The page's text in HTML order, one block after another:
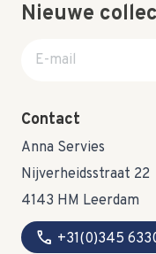
Nieuwe
E-mail adres
Contact
Anna Servies
Nijverheidsstraat 22
4143 HM Leerdam
call +31(0)345